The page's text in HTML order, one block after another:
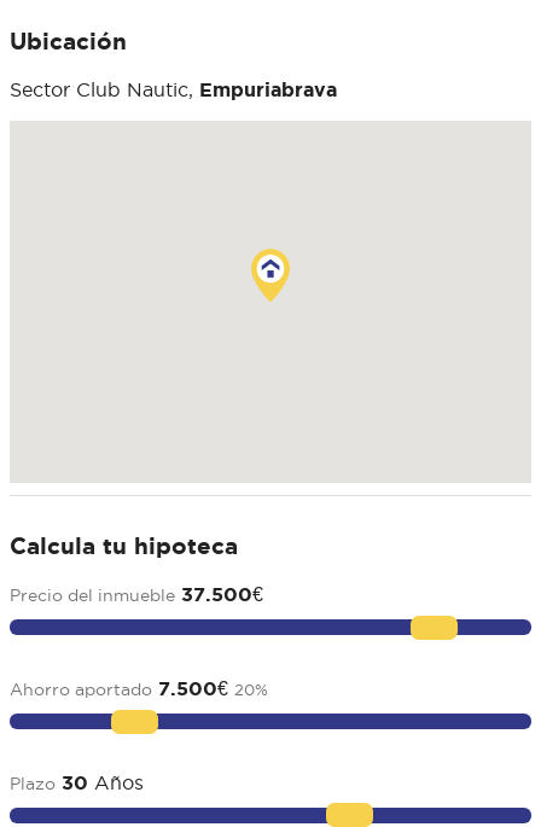
Ubicación
Sector Club Nautic, Empuriabrava
Calcula tu hipoteca
Precio del inmueble 37.500€
Ahorro aportado 7.500€ 20%
Plazo 30 Años